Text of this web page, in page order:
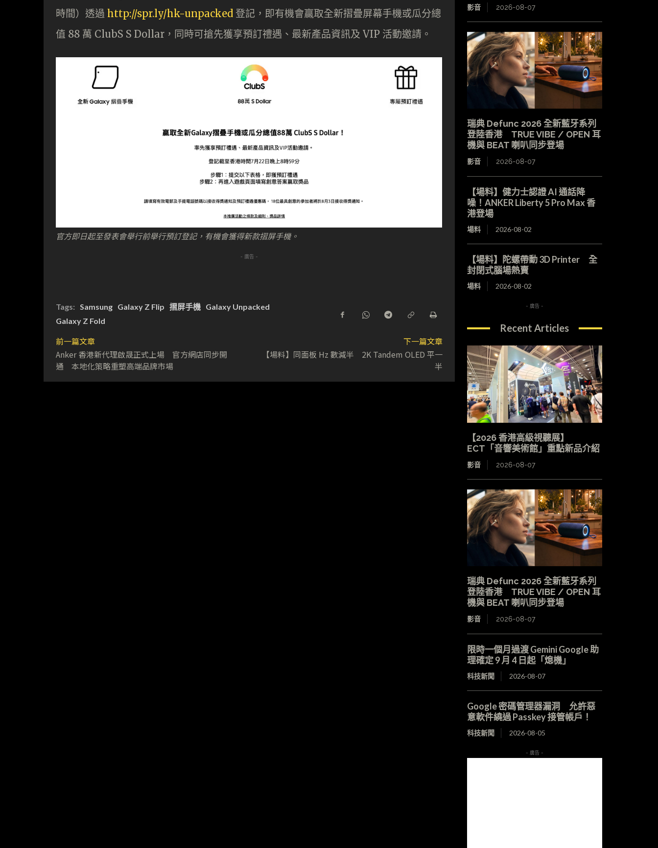
時間）透過 http://spr.ly/hk-unpacked 登記，即有機會贏取全新摺疊屏幕手機或瓜分總
值 88 萬 ClubS S Dollar，同時可搶先獲享預訂禮遇、最新產品資訊及 VIP 活動邀請。
官方即日起至發表會舉行前舉行預訂登記，有機會獲得新款摺屏手機。
- 廣告 -
Tags: Samsung Galaxy Z Flip 摺屏手機 Galaxy Unpacked
Galaxy Z Fold
前一篇文章
Anker 香港新代理啟晟正式上場 官方網店同步開
通 本地化策略重塑高端品牌市場
下一篇文章
【場料】同面板 Hz 數減半 2K Tandem OLED 平一
半
影音 2026-08-07
瑞典 Defunc 2026 全新藍牙系列
登陸香港 TRUE VIBE / OPEN 耳
機與 BEAT 喇叭同步登場
影音 2026-08-07
【場料】健力士認證 AI 通話降
噪！ANKER Liberty 5 Pro Max 香
港登場
場料 2026-08-02
【場料】陀螺帶動 3D Printer 全
封閉式腦場熱賣
場料 2026-08-02
- 廣告 -
Recent Articles
【2026 香港高級視聽展】
ECT「音響美術館」重點新品介紹
影音 2026-08-07
瑞典 Defunc 2026 全新藍牙系列
登陸香港 TRUE VIBE / OPEN 耳
機與 BEAT 喇叭同步登場
影音 2026-08-07
限時一個月過渡 Gemini Google 助
理確定 9 月 4 日起「熄機」
科技新聞 2026-08-07
Google 密碼管理器漏洞 允許惡
意軟件繞過 Passkey 接管帳戶！
科技新聞 2026-08-05
- 廣告 -